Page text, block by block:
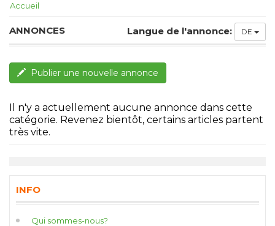
Accueil
ANNONCES Langue de l'annonce: DE
Publier une nouvelle annonce
Il n'y a actuellement aucune annonce dans cette
catégorie. Revenez bientôt, certains articles partent
très vite.
INFO
Qui sommes-nous?